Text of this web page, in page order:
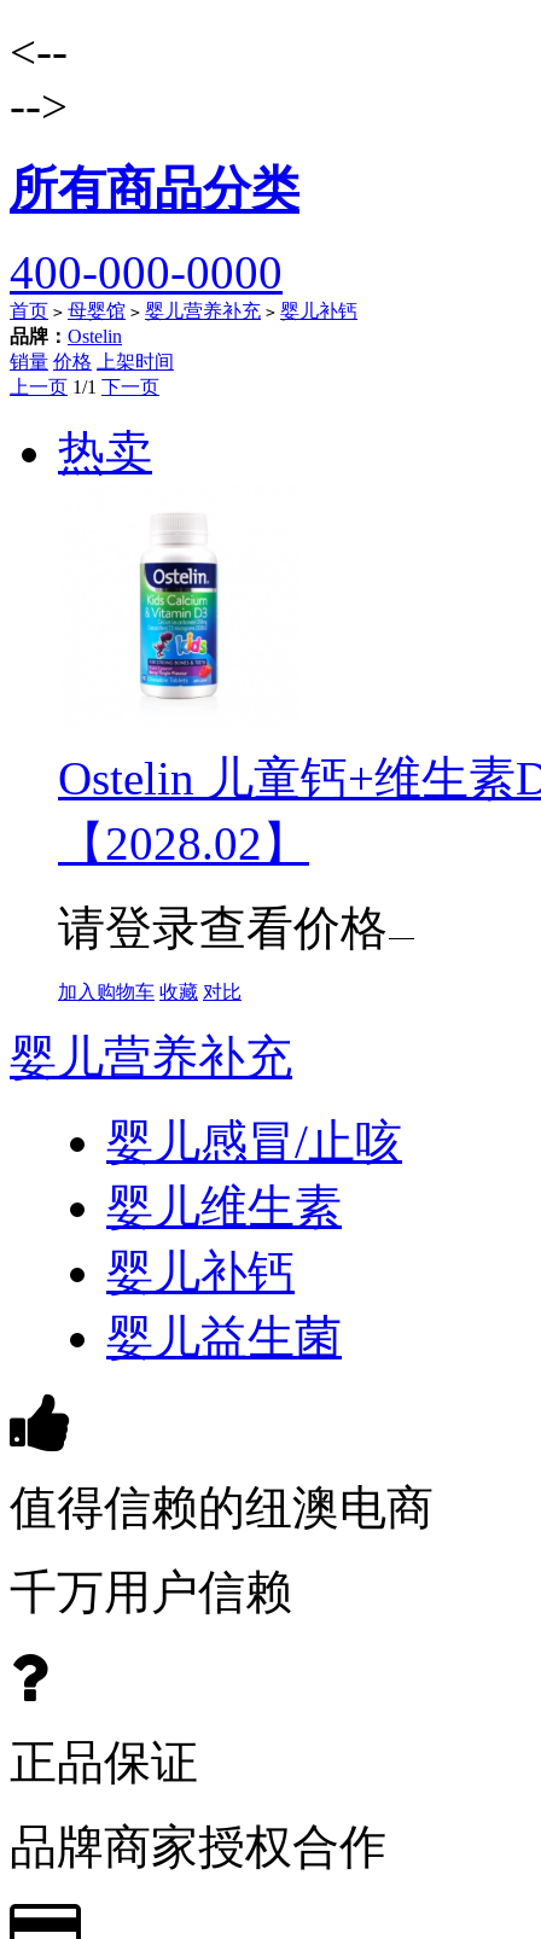
<--
-->
所有商品分类
400-000-0000
首页 > 母婴馆 > 婴儿营养补充 > 婴儿补钙
品牌： Ostelin
销量 价格
上架时间
上一页 1/1 下一页
热卖
Ostelin 儿童钙+维生素
【2028.02】
请登录查看价格
加入购物车 收藏 对比
婴儿营养补充
婴儿感冒/止咳
婴儿维生素
婴儿补钙
婴儿益生菌
值得信赖的纽澳电商
千万用户信赖
正品保证
品牌商家授权合作